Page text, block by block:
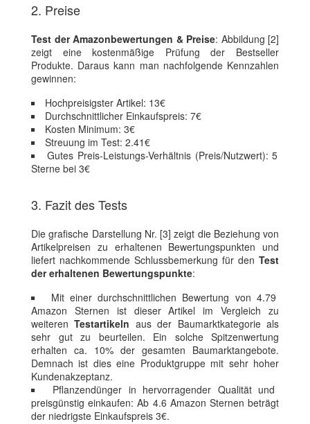
2. Preise
Test der Amazonbewertungen & Preise: Abbildung [2]
zeigt eine kostenmäßige Prüfung der Bestseller
Produkte. Daraus kann man nachfolgende Kennzahlen
gewinnen:
Hochpreisigster Artikel: 13€
Durchschnittlicher Einkaufspreis: 7€
Kosten Minimum: 3€
Streuung im Test: 2.41€
Gutes Preis-Leistungs-Verhältnis (Preis/Nutzwert): 5
Sterne bei 3€
3. Fazit des Tests
Die grafische Darstellung Nr. [3] zeigt die Beziehung von
Artikelpreisen zu erhaltenen Bewertungspunkten und
liefert nachkommende Schlussbemerkung für den Test
der erhaltenen Bewertungspunkte:
Mit einer durchschnittlichen Bewertung von 4.79
Amazon Sternen ist dieser Artikel im Vergleich zu
weiterenTestartikeln aus der Baumarktkategorie als
sehr gut zu beurteilen. Ein solche Spitzenwertung
erhalten ca. 10% der gesamten Baumarktangebote.
Demnach ist dies eine Produktgruppe mit sehr hoher
Kundenakzeptanz.
Pflanzendünger in hervorragender Qualität und
preisgünstig einkaufen: Ab 4.6 Amazon Sternen beträgt
der niedrigste Einkaufspreis 3€.